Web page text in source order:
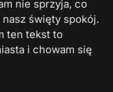
nie sprzyja, co
święty spokój.
ten tekst to
i chowam się